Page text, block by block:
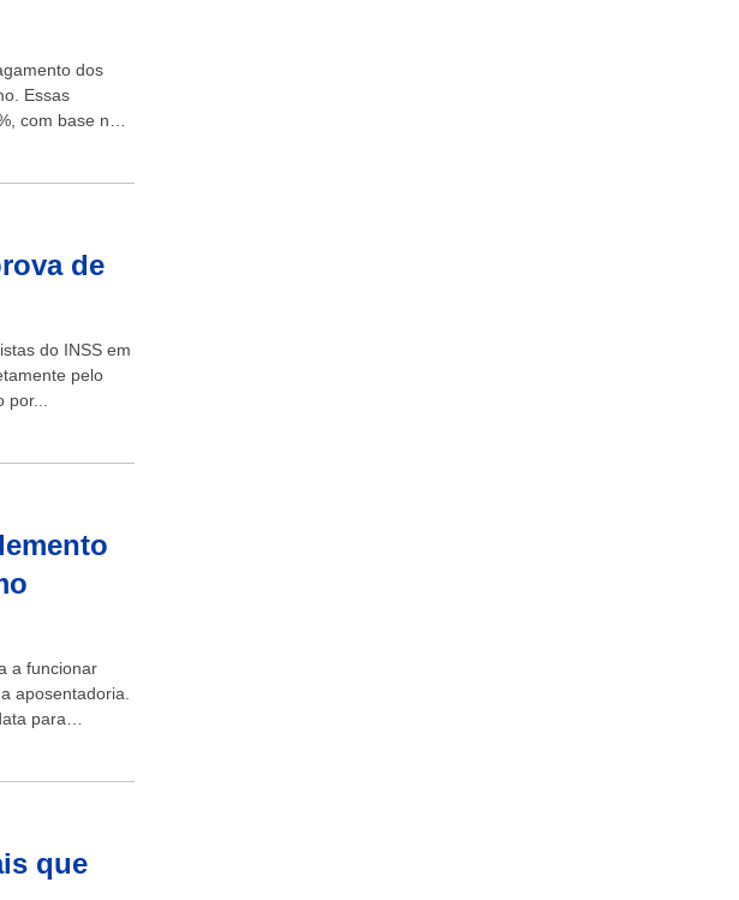
dos
Essas
com base na
de
do INSS em
pelo
a funcionar
aposentadoria.
para
que